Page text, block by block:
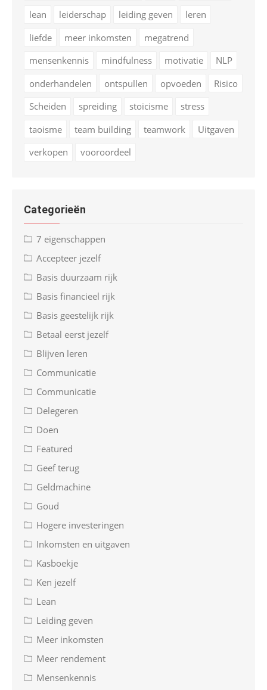
lean leiderschap leiding geven
leren
liefde
meer inkomsten
megatrend
mensenkennis
mindfulness motivatie
NLP
onderhandelen
ontspullen opvoeden
Risico
Scheiden
spreiding stoicisme
stress
taoisme
team building teamwork
Uitgaven
verkopen
vooroordeel
Categorieën
7 eigenschappen
Accepteer jezelf
Basis duurzaam rijk
Basis financieel rijk
Basis geestelijk rijk
Betaal eerst jezelf
Blijven leren
Communicatie
Communicatie
Delegeren
Doen
Featured
Geef terug
Geldmachine
Goud
Hogere investeringen
Inkomsten en uitgaven
Kasboekje
Ken jezelf
Lean
Leiding geven
Meer inkomsten
Meer rendement
Mensenkennis